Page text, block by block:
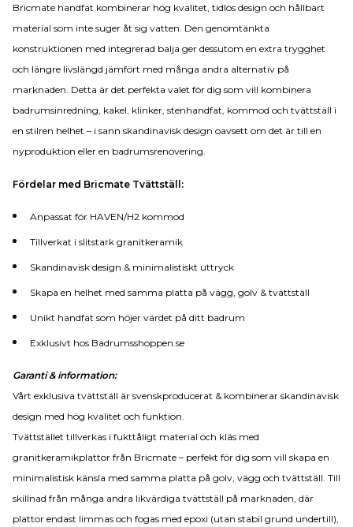
Bricmate handfat kombinerar hög kvalitet, tidlös design och hållbart
material som inte suger åt sig vatten. Den genomtänkta
konstruktionen med integrerad balja ger dessutom en extra trygghet
och längre livslängd jämfört med många andra alternativ på
marknaden. Detta är det perfekta valet för dig som vill kombinera
badrumsinredning, kakel, klinker, stenhandfat, kommod och tvättställ i
en stilren helhet – i sann skandinavisk design oavsett om det är till en
nyproduktion eller en badrumsrenovering.
Fördelar med Bricmate Tvättställ:
Anpassat för HAVEN/H2 kommod
Tillverkat i slitstark granitkeramik
Skandinavisk design & minimalistiskt uttryck
Skapa en helhet med samma platta på vägg, golv & tvättställ
Unikt handfat som höjer värdet på ditt badrum
Exklusivt hos Badrumsshoppen.se
Garanti & information:
Vårt exklusiva tvättställ är svenskproducerat & kombinerar skandinavisk
design med hög kvalitet och funktion.
Tvättstället tillverkas i fukttåligt material och kläs med
granitkeramikplattor från Bricmate – perfekt för dig som vill skapa en
minimalistisk känsla med samma platta på golv, vägg och tvättställ. Till
skillnad från många andra likvärdiga tvättställ på marknaden, där
plattor endast limmas och fogas med epoxi (utan stabil grund undertill),